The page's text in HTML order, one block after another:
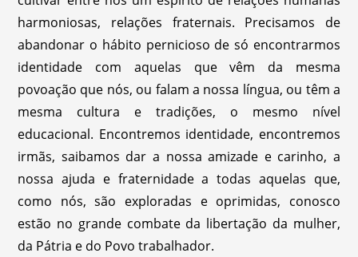
harmoniosas, relações fraternais. Precisamos de
abandonar o hábito pernicioso de só encontrarmos
identidade com aquelas que vêm da mesma
povoação que nós, ou falam a nossa língua, ou têm a
mesma cultura e tradições, o mesmo nível
educacional. Encontremos identidade, encontremos
irmãs, saibamos dar a nossa amizade e carinho, a
nossa ajuda e fraternidade a todas aquelas que,
como nós, são exploradas e oprimidas, conosco
estão no grande combate da libertação da mulher,
da Pátria e do Povo trabalhador.